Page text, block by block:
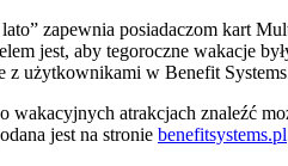
zapewnia posiadaczom kart
jest, aby tegoroczne wakacje
z użytkownikami w Benefit
wakacyjnych atrakcjach znaleźć
jest na stronie benefitsystems.pl